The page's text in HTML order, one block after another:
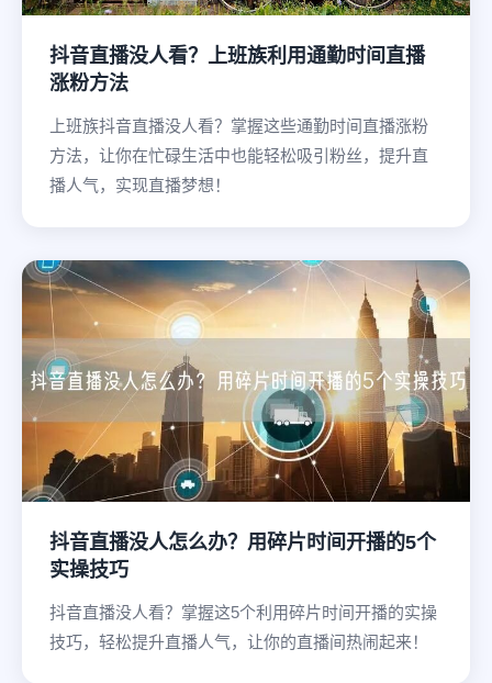
抖音直播没人看？上班族利用通勤时间直播
涨粉方法
上班族抖音直播没人看？掌握这些通勤时间直播涨粉
方法，让你在忙碌生活中也能轻松吸引粉丝，提升直
播人气，实现直播梦想！
抖音直播没人怎么办？用碎片时间开播的5个
实操技巧
抖音直播没人看？掌握这5个利用碎片时间开播的实操
技巧，轻松提升直播人气，让你的直播间热闹起来！